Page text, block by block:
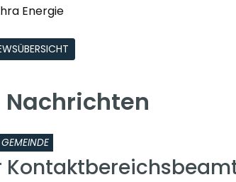
Energie
GEMEINDE